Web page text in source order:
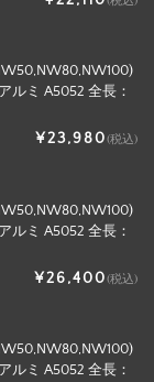
ルミ A5052 全長：
¥23,980(税込)
ルミ A5052 全長：
¥26,400(税込)
ルミ A5052 全長：